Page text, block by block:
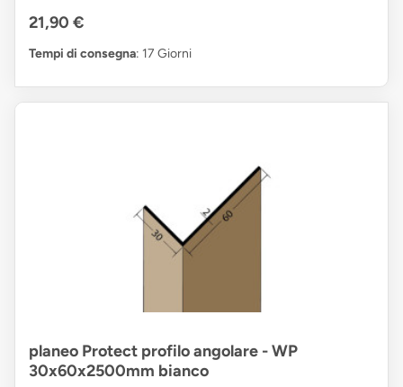
21,90 €
Tempi di consegna: 17 Giorni
planeo Protect profilo angolare - WP
30x60x2500mm bianco